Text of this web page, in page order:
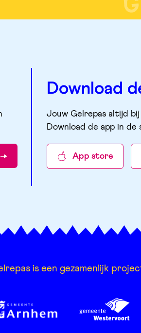
Download
Jouw Gelrepas altijd bij
Download de app in de
App store
is een gezamenlijk